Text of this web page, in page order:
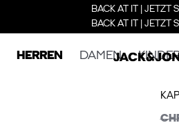
BACK AT IT | JETZT
BACK AT IT | JETZT
HERREN DAMEN